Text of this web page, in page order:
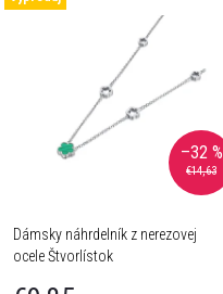
€14,63
–32 %
Dámsky náhrdelník z nerezovej
ocele Štvorlístok